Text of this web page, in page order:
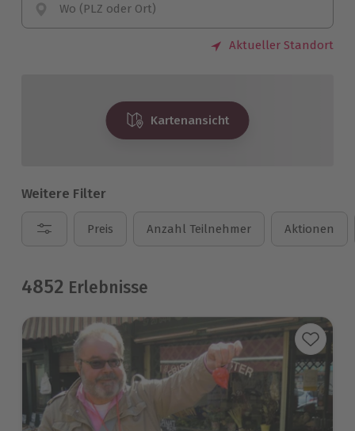
Wo (PLZ oder Ort)
Aktueller Standort
Kartenansicht
Weitere Filter
Preis Anzahl Teilnehmer Aktionen
4852 Erlebnisse